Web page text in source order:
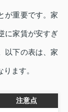
が重要です。家
に家賃が安すぎ
以下の表は、家
ます。
注意点